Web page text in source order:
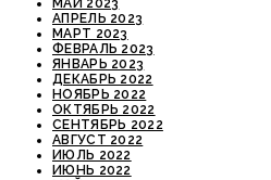
АПРЕЛЬ 2023
МАРТ 2023
ФЕВРАЛЬ 2023
ЯНВАРЬ 2023
ДЕКАБРЬ 2022
НОЯБРЬ 2022
ОКТЯБРЬ 2022
СЕНТЯБРЬ 2022
АВГУСТ 2022
ИЮЛЬ 2022
ИЮНЬ 2022